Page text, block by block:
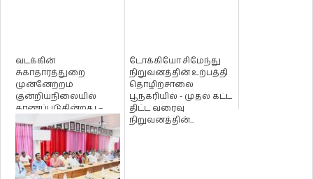
வடக்கின்
சுகாதாரத்துறை
முன்னேற்றம்
குன்றியநிலையில்
காணப்படுகின்றது –
நாடாளுமன்றில்
டக்ளஸ் எம்.பி.சுட...
டோக்கியோ சிமேந்து
நிறுவனத்தின் உற்பத்தி
தொழிற்சாலை
பூநகரியில் - முதல் கட்ட
திட்ட வரைவு
நிறுவனத்தின்...